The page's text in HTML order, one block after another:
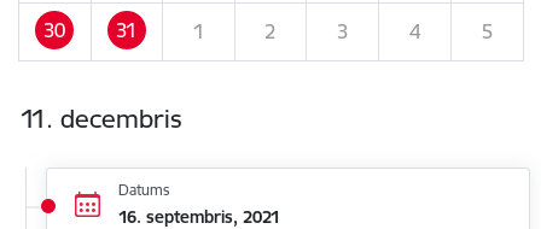
30 31 1 2 3 4 5
11. decembris
Datums
16. septembris, 2021